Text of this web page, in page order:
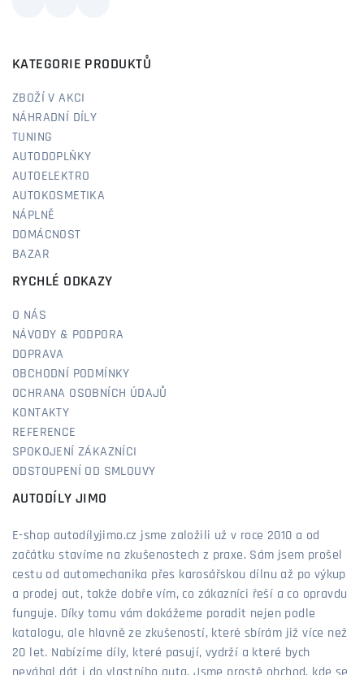
KATEGORIE PRODUKTŮ
ZBOŽÍ V AKCI
NÁHRADNÍ DÍLY
TUNING
AUTODOPLŇKY
AUTOELEKTRO
AUTOKOSMETIKA
NÁPLNĚ
DOMÁCNOST
BAZAR
RYCHLÉ ODKAZY
O NÁS
NÁVODY & PODPORA
DOPRAVA
OBCHODNÍ PODMÍNKY
OCHRANA OSOBNÍCH ÚDAJŮ
KONTAKTY
REFERENCE
SPOKOJENÍ ZÁKAZNÍCI
ODSTOUPENÍ OD SMLOUVY
AUTODÍLY JIMO
E-shop autodílyjimo.cz jsme založili už v roce 2010 a od
začátku stavíme na zkušenostech z praxe. Sám jsem prošel
cestu od automechanika přes karosářskou dílnu až po výkup
a prodej aut, takže dobře vím, co zákazníci řeší a co opravdu
funguje. Díky tomu vám dokážeme poradit nejen podle
katalogu, ale hlavně ze zkušeností, které sbírám již více než
20 let. Nabízíme díly, které pasují, vydrží a které bych